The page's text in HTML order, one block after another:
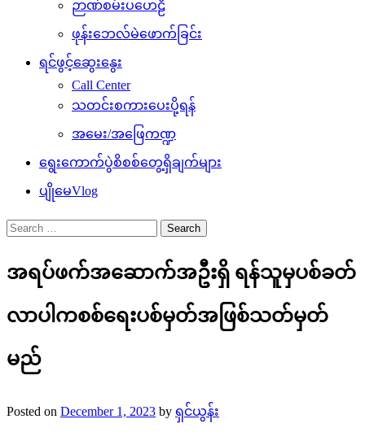
ဉာဏ်စမ်းပဟေဠိ
ဖုန်းဘေလ်မဲဖောက်ခြင်း
ရင်ဖွင့်ဆွေးနွေး
Call Center
သတင်းစကားပေးပို့ရန်
အမေး/အဖြေကဏ္ဍ
ရွေးကောက်ပွဲစိစစ်တွေ့ရှိချက်များ
ပျိုမေVlog
Search
for:
အရပ်ဖက်အဆောက်အဦးရှိ ရန်သူမှပစ်ခတ်
လာပါကစစ်ရေးပစ်မှတ်အဖြစ်သတ်မှတ်
မည်
Posted on December 1, 2023 by ရှင်ယွန်း